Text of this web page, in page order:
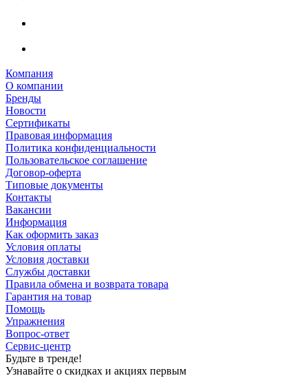
Компания
О компании
Бренды
Новости
Сертификаты
Правовая информация
Политика конфиденциальности
Пользовательское соглашение
Договор-оферта
Типовые документы
Контакты
Вакансии
Информация
Как оформить заказ
Условия оплаты
Условия доставки
Службы доставки
Правила обмена и возврата товара
Гарантия на товар
Помощь
Упражнения
Вопрос-ответ
Сервис-центр
Будьте в тренде!
Узнавайте о скидках и акциях первым